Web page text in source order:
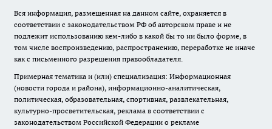
Вся информация, размещенная на данном сайте, охраняется в
соответствии с законодательством РФ об авторском праве и не
подлежит использованию кем-либо в какой бы то ни было форме, в
том числе воспроизведению, распространению, переработке не иначе
как с письменного разрешения правообладателя.
Примерная тематика и (или) специализация: Информационная
(новости города и района), информационно-аналитическая,
политическая, образовательная, спортивная, развлекательная,
культурно-просветительская, реклама в соответствии с
законодательством Российской Федерации о рекламе